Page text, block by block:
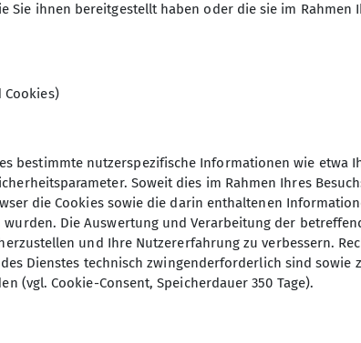
und Services
Sektion
des
e.V.
ihnen bereitgestellt haben oder die sie im Rahmen
bestimmte nutzerspezifische Informationen wie etwa
Soweit dies im Rahmen Ihres
die Cookies sowie die darin enthaltenen
Die Auswertung und Verarbeitung der
und Ihre Nutzererfahrung zu verbessern.
Dienstes technisch zwingenderforderlich sind sowie
(vgl. Cookie-Consent, Speicherdauer 350 Tage).